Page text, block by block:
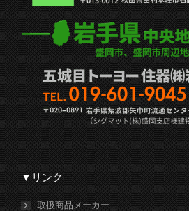
▼リンク
取扱商品メーカー